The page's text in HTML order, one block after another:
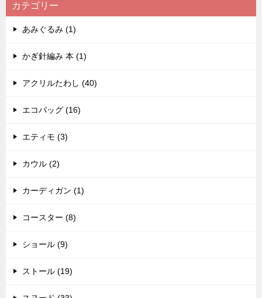
カテゴリー
あみぐるみ (1)
かぎ針編み 本 (1)
アクリルたわし (40)
エコバッグ (16)
エティモ (3)
カウル (2)
カーディガン (1)
コースター (8)
ショール (9)
ストール (19)